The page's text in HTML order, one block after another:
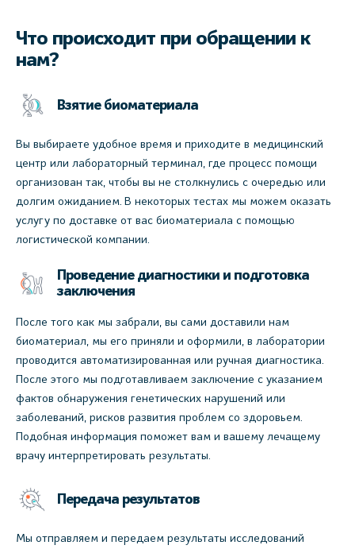
Что происходит при обращении к
нам?
Взятие биоматериала
Вы выбираете удобное время и приходите в медицинский
центр или лабораторный терминал, где процесс помощи
организован так, чтобы вы не столкнулись с очередью или
долгим ожиданием. В некоторых тестах мы можем оказать
услугу по доставке от вас биоматериала с помощью
логистической компании.
Проведение диагностики и подготовка
заключения
После того как мы забрали, вы сами доставили нам
биоматериал, мы его приняли и оформили, в лаборатории
проводится автоматизированная или ручная диагностика.
После этого мы подготавливаем заключение с указанием
фактов обнаружения генетических нарушений или
заболеваний, рисков развития проблем со здоровьем.
Подобная информация поможет вам и вашему лечащему
врачу интерпретировать результаты.
Передача результатов
Мы отправляем и передаем результаты исследований